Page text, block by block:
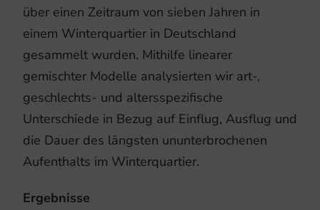
über einen Zeitraum von sieben Jahren in
einem Winterquartier in Deutschland
gesammelt wurden. Mithilfe linearer
gemischter Modelle analysierten wir art-,
geschlechts- und altersspezifische
Unterschiede in Bezug auf Einflug, Ausflug und
die Dauer des längsten ununterbrochenen
Aufenthalts im Winterquartier.
Ergebnisse